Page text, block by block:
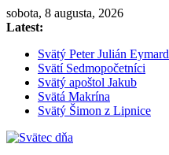
Skip
to
sobota, 8 augusta, 2026
Latest:
Svätý Peter Julián Eymard
Svätí Sedmopočetníci
Svätý apoštol Jakub
Svätá Makrína
Svätý Šimon z Lipnice